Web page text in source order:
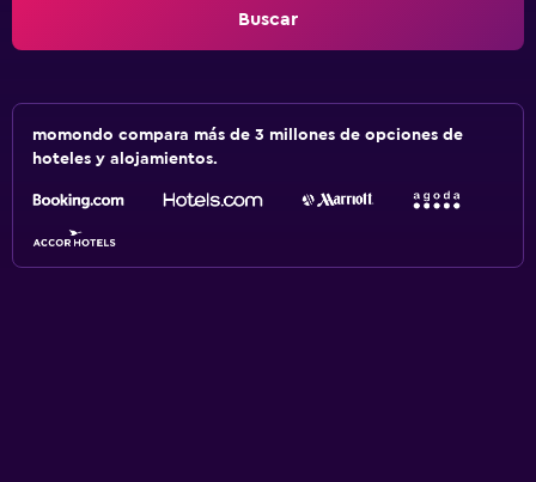
Buscar
momondo compara más de 3 millones de opciones de
hoteles y alojamientos.